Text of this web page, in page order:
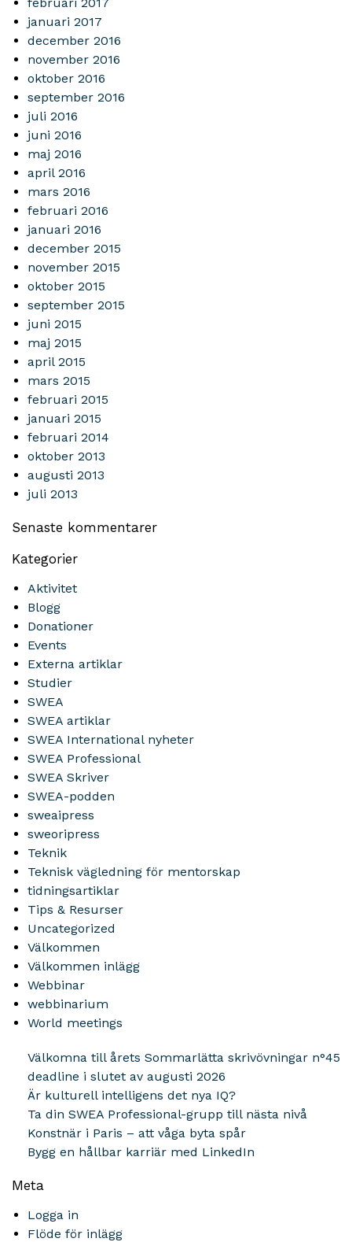
januari 2017
december 2016
november 2016
oktober 2016
september 2016
juli 2016
juni 2016
maj 2016
april 2016
mars 2016
februari 2016
januari 2016
december 2015
november 2015
oktober 2015
september 2015
juni 2015
maj 2015
april 2015
mars 2015
februari 2015
januari 2015
februari 2014
oktober 2013
augusti 2013
juli 2013
Senaste kommentarer
Kategorier
Aktivitet
Blogg
Donationer
Events
Externa artiklar
Studier
SWEA
SWEA artiklar
SWEA International nyheter
SWEA Professional
SWEA Skriver
SWEA-podden
sweaipress
sweoripress
Teknik
Teknisk vägledning för mentorskap
tidningsartiklar
Tips & Resurser
Uncategorized
Välkommen
Välkommen inlägg
Webbinar
webbinarium
World meetings
Välkomna till årets Sommarlätta skrivövningar n°45
deadline i slutet av augusti 2026
Är kulturell intelligens det nya IQ?
Ta din SWEA Professional-grupp till nästa nivå
Konstnär i Paris – att våga byta spår
Bygg en hållbar karriär med LinkedIn
Meta
Logga in
Flöde för inlägg